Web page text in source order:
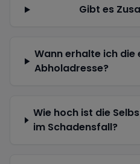
Gibt es
Wann erhalte ich die
Abholadresse?
Wie hoch ist die
im Schadensfall?